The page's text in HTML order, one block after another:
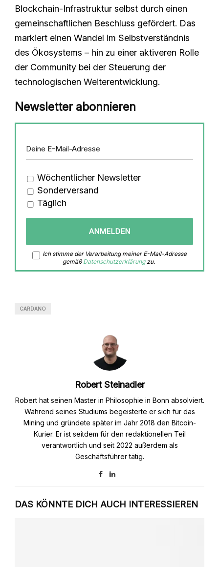
Blockchain-Infrastruktur selbst durch einen
gemeinschaftlichen Beschluss gefördert. Das
markiert einen Wandel im Selbstverständnis
des Ökosystems – hin zu einer aktiveren Rolle
der Community bei der Steuerung der
technologischen Weiterentwicklung.
Newsletter abonnieren
Wöchentlicher Newsletter
Sonderversand
Täglich
Ich stimme der Verarbeitung meiner E-Mail-Adresse
gemäß Datenschutzerklärungzu.
CARDANO
Robert Steinadler
Robert hat seinen Master in Philosophie in Bonn absolviert.
Während seines Studiums begeisterte er sich für das
Mining und gründete später im Jahr 2018 den Bitcoin-
Kurier. Er ist seitdem für den redaktionellen Teil
verantwortlich und seit 2022 außerdem als
Geschäftsführer tätig.
DAS KÖNNTE DICH AUCH INTERESSIEREN